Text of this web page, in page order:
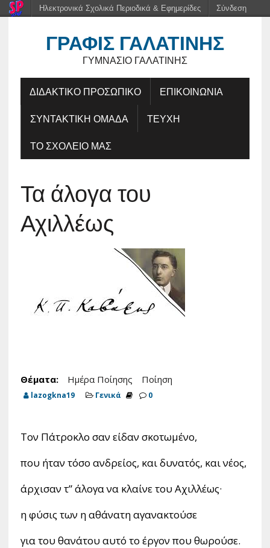
ΓΡΑΦΊΣ ΓΑΛΑΤΙΝΉΣ
ΓΥΜΝΆΣΙΟ ΓΑΛΑΤΙΝΉΣ
ΔΙΔΑΚΤΙΚΟ ΠΡΟΣΩΠΙΚΟ
ΕΠΙΚΟΙΝΩΝΙΑ
ΣΥΝΤΑΚΤΙΚΗ ΟΜΑΔΑ
ΤΕΥΧΗ
ΤΟ ΣΧΟΛΕΙΟ ΜΑΣ
Τα άλογα του
Αχιλλέως
Θέματα: Ημέρα Ποίησης Ποίηση
lazogkna19 Γενικά 0
Τον Πάτροκλο σαν είδαν σκοτωμένο,
που ήταν τόσο ανδρείος, και δυνατός, και νέος,
άρχισαν τ” άλογα να κλαίνε του Αχιλλέως·
η φύσις των η αθάνατη αγανακτούσε
για του θανάτου αυτό το έργον που θωρούσε.
Ηλεκτρονικά Σχολικά Περιοδικά & Εφημερίδες Σύνδεση